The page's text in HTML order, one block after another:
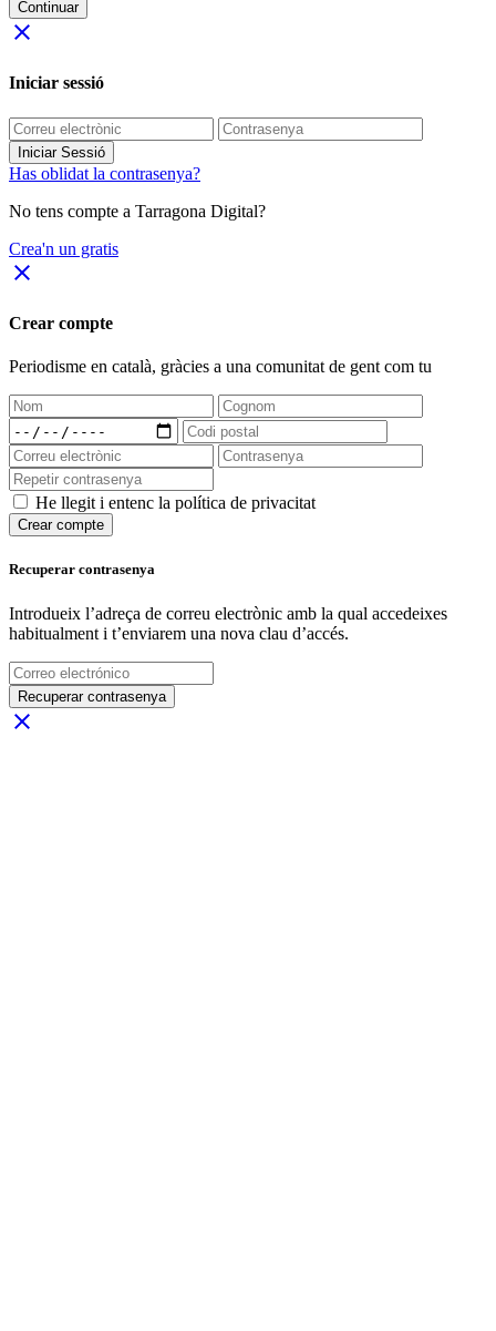
Continuar
close
Iniciar sessió
Iniciar Sessió
Has oblidat la contrasenya?
No tens compte a Tarragona Digital?
Crea'n un gratis
close
Crear compte
Periodisme en català, gràcies a una comunitat de gent com tu
He llegit i entenc la política de privacitat
Crear compte
Recuperar contrasenya
Introdueix l’adreça de correu electrònic amb la qual accedeixes
habitualment i t’enviarem una nova clau d’accés.
Recuperar contrasenya
close